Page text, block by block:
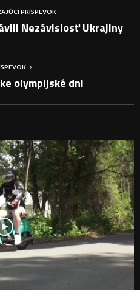
PRÍSPEVOK
Nezávislosť Ukrajiny
olympijské dni